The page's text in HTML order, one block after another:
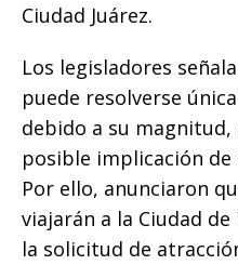
Ciudad Juárez.
Los legisladores
puede resolverse
debido a su magnitud,
posible implicación
Por ello, anunciaron
viajarán a la Ciudad
la solicitud de